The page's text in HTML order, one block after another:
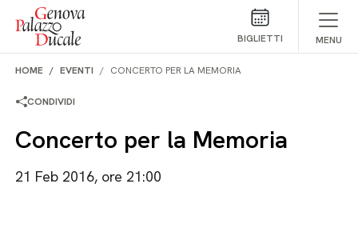
Salta al contenuto
BIGLIETTI MENU
HOME EVENTI CONCERTO PER LA MEMORIA
CONDIVIDI
Concerto per la Memoria
21 Feb 2016, ore 21:00